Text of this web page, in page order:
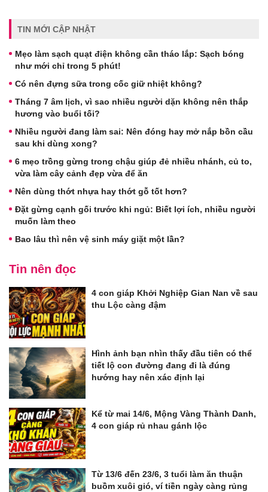
TIN MỚI CẬP NHẬT
Mẹo làm sạch quạt điện không cần tháo lắp: Sạch bóng
như mới chỉ trong 5 phút!
Có nên đựng sữa trong cốc giữ nhiệt không?
Tháng 7 âm lịch, vì sao nhiều người dặn không nên thắp
hương vào buổi tối?
Nhiều người đang làm sai: Nên đóng hay mở nắp bồn cầu
sau khi dùng xong?
6 mẹo trồng gừng trong chậu giúp đẻ nhiều nhánh, củ to,
vừa làm cây cảnh đẹp vừa để ăn
Nên dùng thớt nhựa hay thớt gỗ tốt hơn?
Đặt gừng cạnh gối trước khi ngủ: Biết lợi ích, nhiều người
muốn làm theo
Bao lâu thì nên vệ sinh máy giặt một lần?
Tin nên đọc
4 con giáp Khởi Nghiệp Gian Nan về sau
thu Lộc càng đậm
Hình ảnh bạn nhìn thấy đầu tiên có thể
tiết lộ con đường đang đi là đúng
hướng hay nên xác định lại
Kể từ mai 14/6, Mộng Vàng Thành Danh,
4 con giáp rủ nhau gánh lộc
Từ 13/6 đến 23/6, 3 tuổi làm ăn thuận
buồm xuôi gió, ví tiền ngày càng rủng